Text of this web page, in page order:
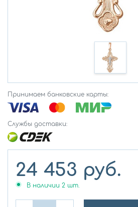
Принимаем банковские карты:
Службы доставки:
24 453 руб.
В наличии 2 шт.